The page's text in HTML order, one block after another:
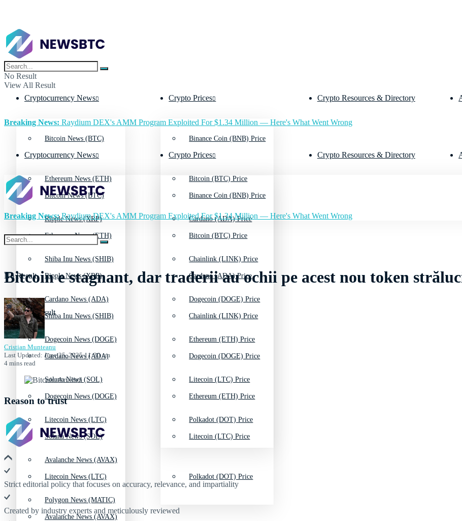
No Result
View All Result
Cryptocurrency News
Bitcoin News (BTC)
Ethereum News (ETH)
Ripple News (XRP)
Shiba Inu News (SHIB)
Cardano News (ADA)
Dogecoin News (DOGE)
Solana News (SOL)
Litecoin News (LTC)
Avalanche News (AVAX)
Polygon News (MATIC)
Crypto Prices
Binance Coin (BNB) Price
Bitcoin (BTC) Price
Cardano (ADA) Price
Chainlink (LINK) Price
Dogecoin (DOGE) Price
Ethereum (ETH) Price
Litecoin (LTC) Price
Polkadot (DOT) Price
Crypto Resources & Directory
Breaking News: Raydium DEX's AMM Program Exploited For $1.34 Million — Here's What Went Wrong
Cryptocurrency News
Bitcoin News (BTC)
Ethereum News (ETH)
Ripple News (XRP)
Shiba Inu News (SHIB)
Cardano News (ADA)
Dogecoin News (DOGE)
Solana News (SOL)
Litecoin News (LTC)
Avalanche News (AVAX)
Crypto Prices
Binance Coin (BNB) Price
Bitcoin (BTC) Price
Cardano (ADA) Price
Chainlink (LINK) Price
Dogecoin (DOGE) Price
Ethereum (ETH) Price
Litecoin (LTC) Price
Polkadot (DOT) Price
Crypto Resources & Directory
No Result
View All Result
Breaking News:Raydium DEX's AMM Program Exploited For $1.34 Million — Here's What Went Wrong
Bitcoin e stagnant, dar traderii au ochii pe acest nou token
Cristian Munteanu
Last Updated: June 25, 2025 11:30 am
4 mins read
Reason to trust
Strict editorial policy that focuses on accuracy, relevance, and impartiality
Created by industry experts and meticulously reviewed